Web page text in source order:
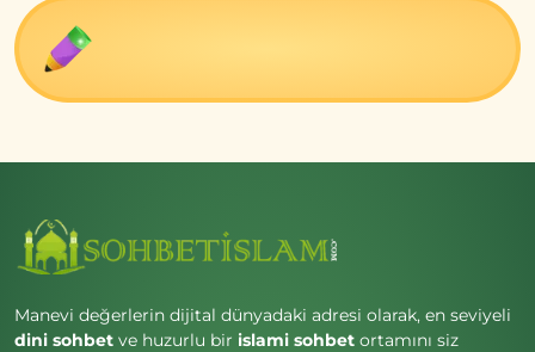
Manevi değerlerin dijital dünyadaki adresi olarak, en seviyeli
dini sohbet ve huzurlu bir islami sohbet ortamını siz